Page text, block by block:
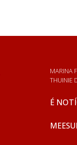
MARINA
THUINIE
É